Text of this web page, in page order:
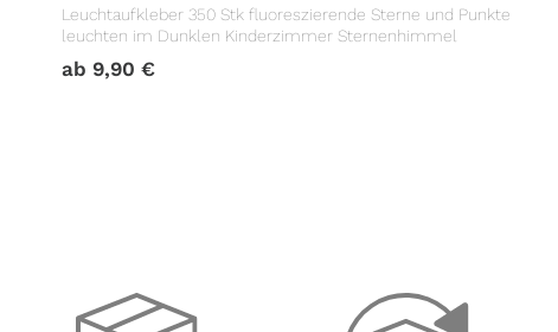
Leuchtaufkleber 350 Stk fluoreszierende Sterne und Punkte
leuchten im Dunklen Kinderzimmer Sternenhimmel
ab 9,90 €